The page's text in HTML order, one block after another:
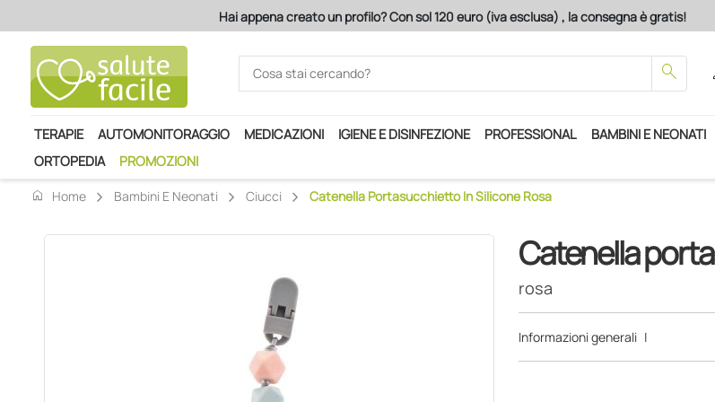
Hai appena creato un profilo? Con sol 120 euro (iva esclusa) , la consegna è gratis!
search
TERAPIE AUTOMONITORAGGIO MEDICAZIONI IGIENE E DISINFEZIONE PROFESSIONAL BAMBINI E NEONATI
ORTOPEDIA
PROMOZIONI
home
Home Bambini E Neonati Ciucci Catenella Portasucchietto In Silicone Rosa
Catenella
rosa
Informazioni generali |